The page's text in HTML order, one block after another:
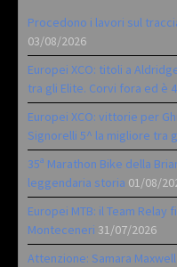
Procedono i lavori sul
03/08/2026
Europei XCO: titoli a
tra gli Elite. Corvi fora ed è
Europei XCO: vittorie per
Signorelli 5^ la migliore tra
35ª Marathon Bike della
leggendaria storia 01/08/
Europei MTB: il Team
Monteceneri 31/07/2026
Attenzione: Samara